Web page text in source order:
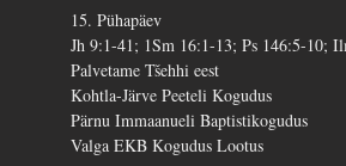
15. Pühapäev
Jh 9:1-41; 1Sm 16:1-13; Ps 146:5-10;
Palvetame Tšehhi eest
Kohtla-Järve Peeteli Kogudus
Pärnu Immaanueli Baptistikogudus
Valga EKB Kogudus Lootus